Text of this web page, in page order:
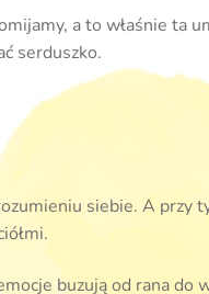
a to właśnie ta
serduszko.
siebie. A przy
buzują od rana do